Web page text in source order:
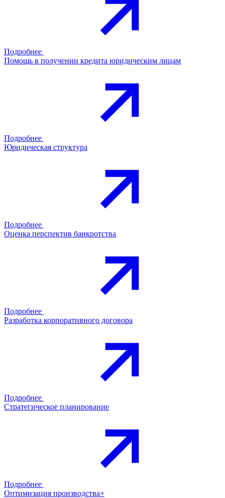
Подробнее
Помощь в получении кредита юридическим лицам
Подробнее
Юридическая структура
Подробнее
Оценка перспектив банкротства
Подробнее
Разработка корпоративного договора
Подробнее
Стратегическое планирование
Подробнее
Оптимизация производства+